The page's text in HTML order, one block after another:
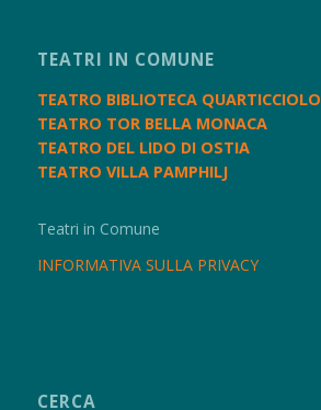
TEATRI IN COMUNE
TEATRO BIBLIOTECA QUARTICCIOLO
TEATRO TOR BELLA MONACA
TEATRO DEL LIDO DI OSTIA
TEATRO VILLA PAMPHILJ
Teatri in Comune
INFORMATIVA SULLA PRIVACY
CERCA